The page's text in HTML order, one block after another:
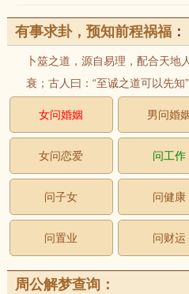
有事求卦，预知前程祸福：
卜筮之道，源自易理，配合天地
衰；古人曰：“至诚之道可以先知”
女问婚姻 男问婚
女问恋爱 问工作
问子女 问健康
问置业 问财运
周公解梦查询：